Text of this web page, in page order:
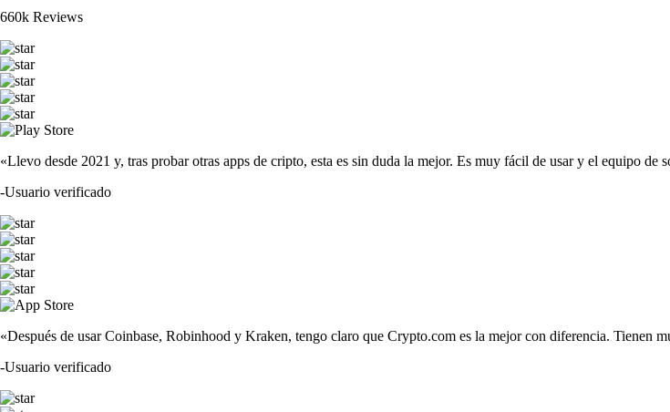
660k Reviews
«Llevo desde 2021 y, tras probar otras apps de cripto, esta es sin duda la mejor. Es muy fácil de usar y el equipo de
-Usuario verificado
«Después de usar Coinbase, Robinhood y Kraken, tengo claro que Crypto.com es la mejor con diferencia. Tienen
-Usuario verificado